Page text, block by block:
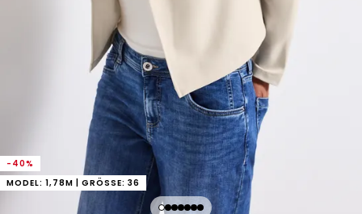
-40%
MODEL: 1,78M | GRÖSSE: 36